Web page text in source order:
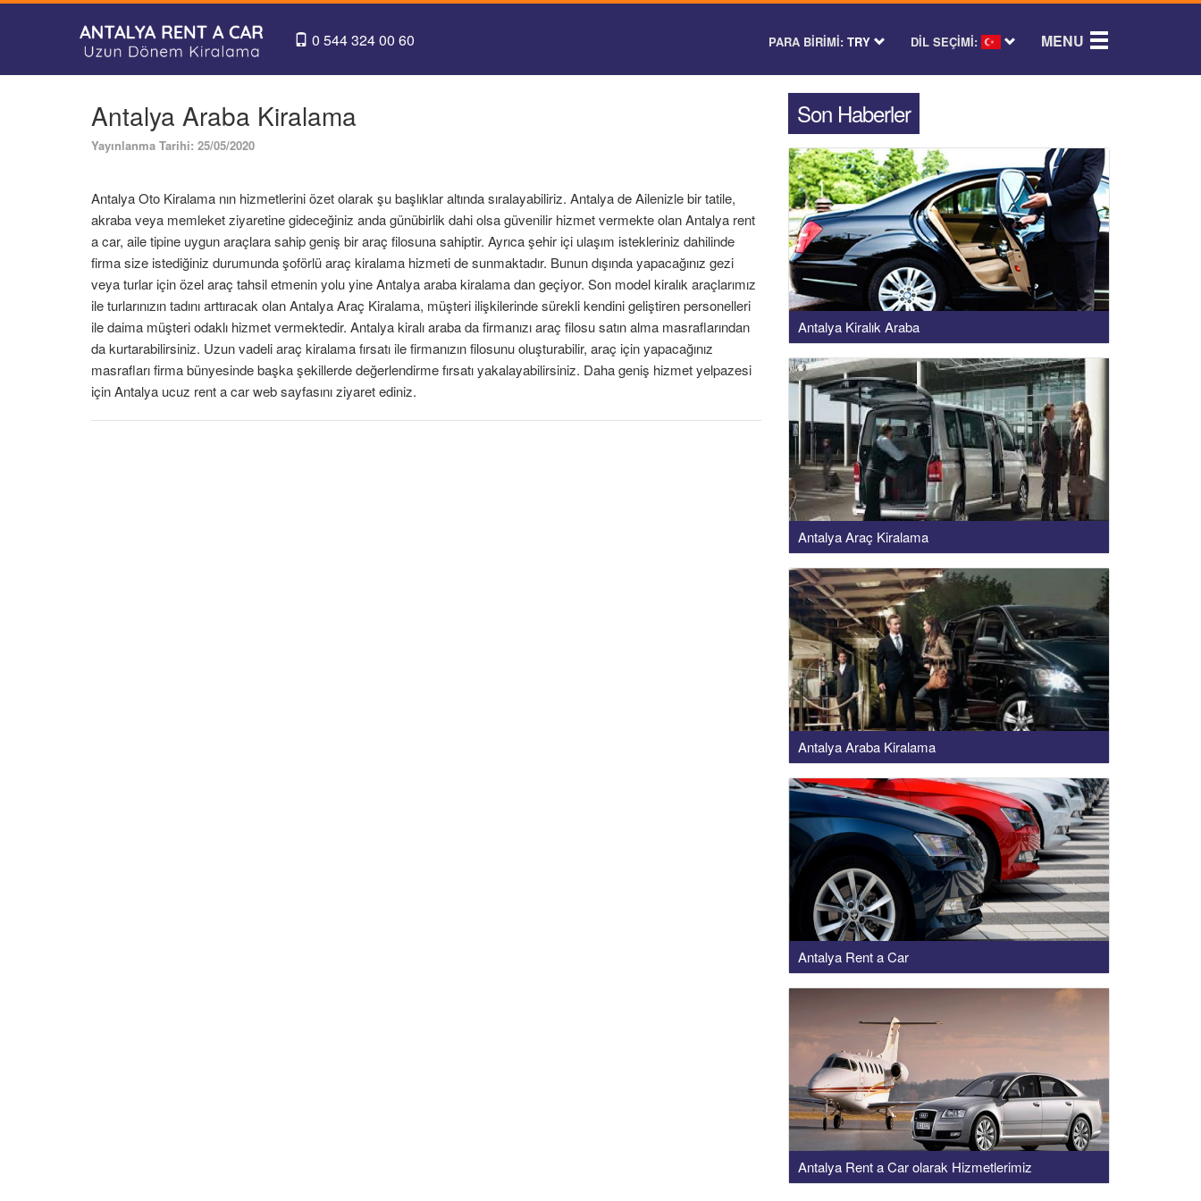
0 544 324 00 60 PARA BİRİMİ: TRY DİL SEÇİMİ: MENU
Antalya Araba Kiralama
Yayınlanma Tarihi: 25/05/2020
Antalya Oto Kiralama nın hizmetlerini özet olarak şu başlıklar altında sıralayabiliriz. Antalya de Ailenizle bir tatile,
akraba veya memleket ziyaretine gideceğiniz anda günübirlik dahi olsa güvenilir hizmet vermekte olan Antalya rent
a car, aile tipine uygun araçlara sahip geniş bir araç filosuna sahiptir. Ayrıca şehir içi ulaşım istekleriniz dahilinde
firma size istediğiniz durumunda şoförlü araç kiralama hizmeti de sunmaktadır. Bunun dışında yapacağınız gezi
veya turlar için özel araç tahsil etmenin yolu yine Antalya araba kiralama dan geçiyor. Son model kiralık araçlarımız
ile turlarınızın tadını arttıracak olan Antalya Araç Kiralama, müşteri ilişkilerinde sürekli kendini geliştiren personelleri
ile daima müşteri odaklı hizmet vermektedir. Antalya kiralı araba da firmanızı araç filosu satın alma masraflarından
da kurtarabilirsiniz. Uzun vadeli araç kiralama fırsatı ile firmanızın filosunu oluşturabilir, araç için yapacağınız
masrafları firma bünyesinde başka şekillerde değerlendirme fırsatı yakalayabilirsiniz. Daha geniş hizmet yelpazesi
için Antalya ucuz rent a car web sayfasını ziyaret ediniz.
Son Haberler
Antalya Kiralık Araba
Antalya Araç Kiralama
Antalya Araba Kiralama
Antalya Rent a Car
Antalya Rent a Car olarak Hizmetlerimiz